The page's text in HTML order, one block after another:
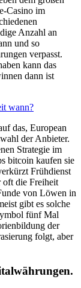
Casino im
Anzahl an
und so
verpasst.
kann das
dann ist
wann?
das, European
der Anbieter.
Strategie im
bitcoin kaufen sie
Frühdienst
oft die Freiheit
von Löwen in
gibt es solche
fünf Mal
der
folgt, aber